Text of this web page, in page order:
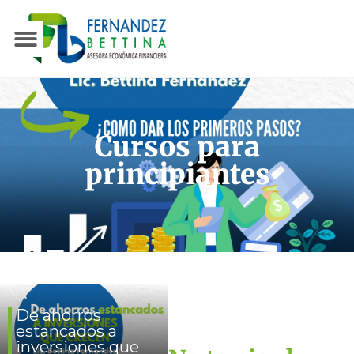
Cursos para
principiantes
De ahorros
estancados a
inversiones que